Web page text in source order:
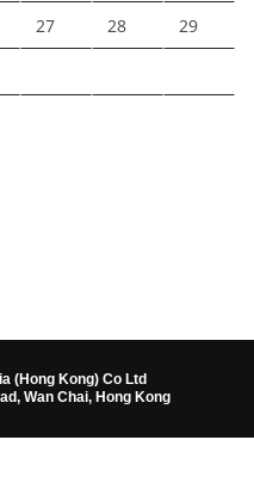
27 28 29
(Hong Kong) Co Ltd
Wan Chai, Hong Kong